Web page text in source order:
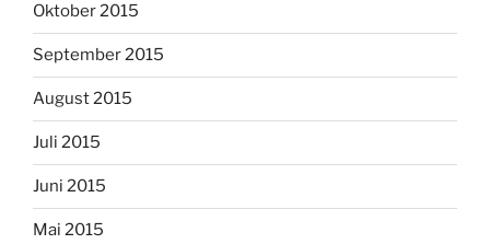
Oktober 2015
September 2015
August 2015
Juli 2015
Juni 2015
Mai 2015